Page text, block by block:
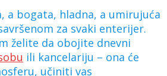
a bogata, hladna, a umirujuća
za svaki enterijer.
želite da obojite dnevni
ili kancelariju – ona će
učiniti vas